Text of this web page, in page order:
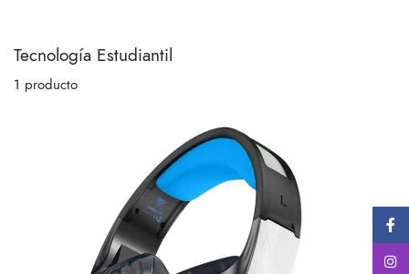
Tecnología Estudiantil
1 producto